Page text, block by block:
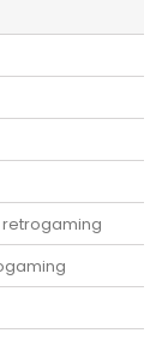
retrogaming